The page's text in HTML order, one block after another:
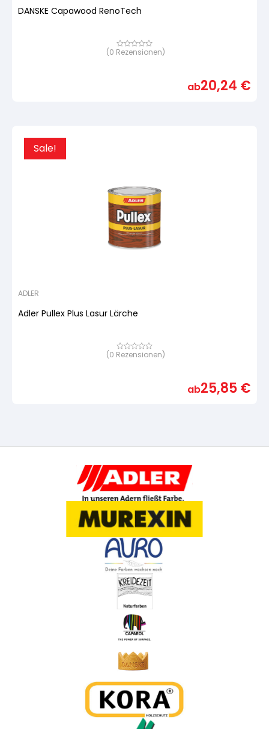
DANSKE Capawood RenoTech
Bewertet
(0 Rezensionen)
ab20,24 €
Sale!
ADLER
Adler Pullex Plus Lasur Lärche
Bewertet
(0 Rezensionen)
ab25,85€